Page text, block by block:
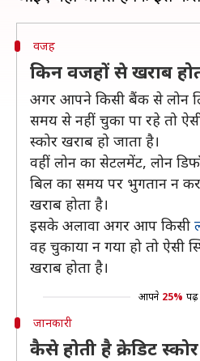
वजह
किन वजहों से खराब
अगर आपने किसी बैंक से लोन
समय से नहीं चुका पा रहे तो
स्कोर खराब हो जाता है।
वहीं लोन का सेटलमेंट, लोन
बिल का समय पर भुगतान न
खराब होता है।
इसके अलावा अगर आप किसी
वह चुकाया न गया हो तो ऐसी
खराब होता है।
आपने 25% पढ़
जानकारी
कैसे होती है क्रेडिट